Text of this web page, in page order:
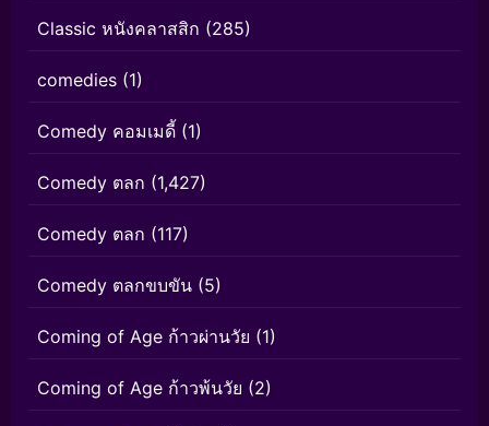
Classic หนังคลาสสิก (285)
comedies (1)
Comedy คอมเมดี้ (1)
Comedy ตลก (1,427)
Comedy ตลก (117)
Comedy ตลกขบขัน (5)
Coming of Age ก้าวผ่านวัย (1)
Coming of Age ก้าวพ้นวัย (2)